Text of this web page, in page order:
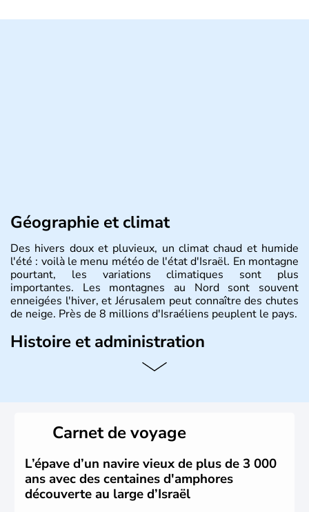
Géographie et climat
Des hivers doux et pluvieux, un climat chaud et humide
l'été : voilà le menu météo de l'état d'Israël. En montagne
pourtant, les variations climatiques sont plus
importantes. Les montagnes au Nord sont souvent
enneigées l'hiver, et Jérusalem peut connaître des chutes
de neige. Près de 8 millions d'Israéliens peuplent le pays.
Histoire et administration
L'Israël est un état de la partie est de la Méditerranée,
vrai essor économique dans le domaine des nouvelles
Carnet de voyage
L’épave d’un navire vieux de plus de 3 000
ans avec des centaines d'amphores
découverte au large d’Israël